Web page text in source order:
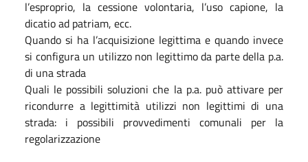
l’esproprio, la cessione volontaria, l’uso capione, la
dicatio ad patriam, ecc.
Quando si ha l’acquisizione legittima e quando invece
si configura un utilizzo non legittimo da parte della p.a.
di una strada
Quali le possibili soluzioni che la p.a. può attivare per
ricondurre a legittimità utilizzi non legittimi di una
strada: i possibili provvedimenti comunali per la
regolarizzazione